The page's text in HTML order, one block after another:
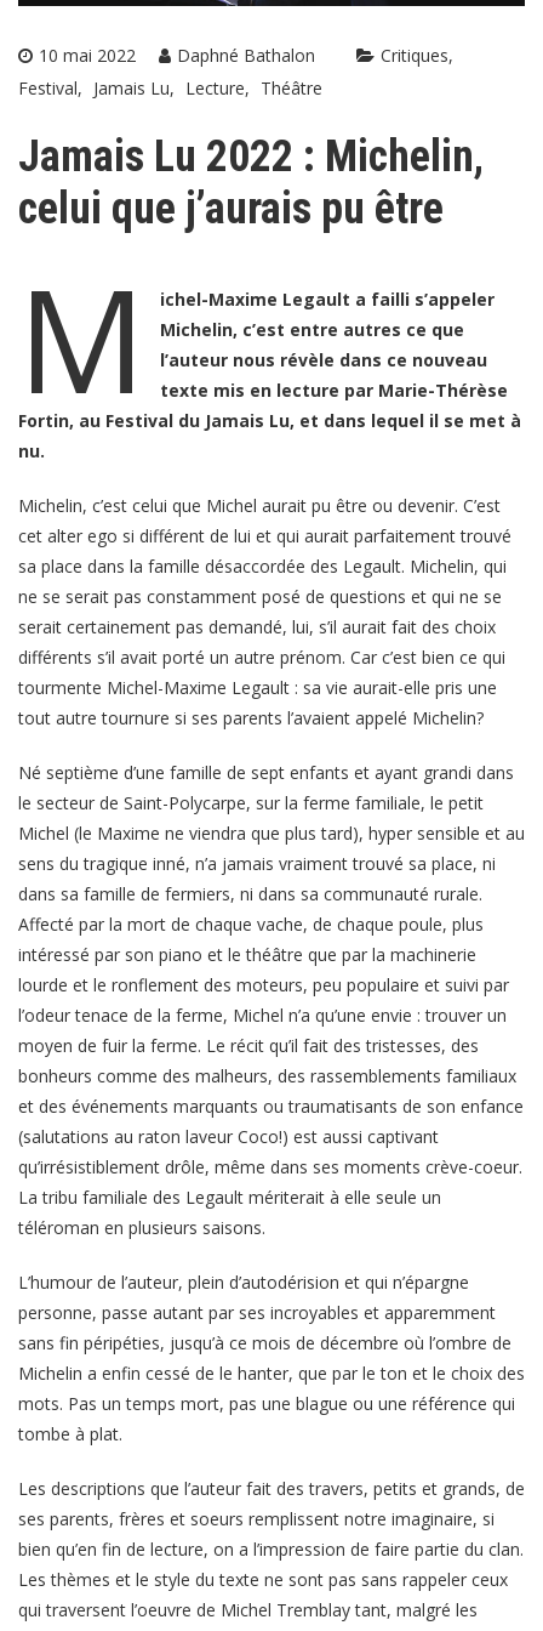
10 mai 2022 Daphné Bathalon
Critiques
Festival
Jamais Lu Lecture Théâtre
Jamais Lu 2022 : Michelin,
celui que j’aurais pu être
M
ichel-Maxime Legault a failli s’appeler
Michelin, c’est entre autres ce que
l’auteur nous révèle dans ce nouveau
texte mis en lecture par Marie-Thérèse
Fortin, au Festival du Jamais Lu, et dans lequel il se met à
nu.
Michelin, c’est celui que Michel aurait pu être ou devenir. C’est
cet alter ego si différent de lui et qui aurait parfaitement trouvé
sa place dans la famille désaccordée des Legault. Michelin, qui
ne se serait pas constamment posé de questions et qui ne se
serait certainement pas demandé, lui, s’il aurait fait des choix
différents s’il avait porté un autre prénom. Car c’est bien ce qui
tourmente Michel-Maxime Legault : sa vie aurait-elle pris une
tout autre tournure si ses parents l’avaient appelé Michelin?
Né septième d’une famille de sept enfants et ayant grandi dans
le secteur de Saint-Polycarpe, sur la ferme familiale, le petit
Michel (le Maxime ne viendra que plus tard), hyper sensible et au
sens du tragique inné, n’a jamais vraiment trouvé sa place, ni
dans sa famille de fermiers, ni dans sa communauté rurale.
Affecté par la mort de chaque vache, de chaque poule, plus
intéressé par son piano et le théâtre que par la machinerie
lourde et le ronflement des moteurs, peu populaire et suivi par
l’odeur tenace de la ferme, Michel n’a qu’une envie : trouver un
moyen de fuir la ferme. Le récit qu’il fait des tristesses, des
bonheurs comme des malheurs, des rassemblements familiaux
et des événements marquants ou traumatisants de son enfance
(salutations au raton laveur Coco!) est aussi captivant
qu’irrésistiblement drôle, même dans ses moments crève-coeur.
La tribu familiale des Legault mériterait à elle seule un
téléroman en plusieurs saisons.
L’humour de l’auteur, plein d’autodérision et qui n’épargne
personne, passe autant par ses incroyables et apparemment
sans fin péripéties, jusqu’à ce mois de décembre où l’ombre de
Michelin a enfin cessé de le hanter, que par le ton et le choix des
mots. Pas un temps mort, pas une blague ou une référence qui
tombe à plat.
Les descriptions que l’auteur fait des travers, petits et grands, de
ses parents, frères et soeurs remplissent notre imaginaire, si
bien qu’en fin de lecture, on a l’impression de faire partie du clan.
Les thèmes et le style du texte ne sont pas sans rappeler ceux
qui traversent l’oeuvre de Michel Tremblay tant, malgré les